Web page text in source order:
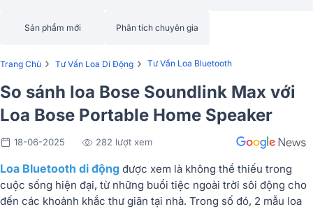
Sản phẩm mới Phân tích chuyên gia
Trang Chủ › Tư Vấn Loa Di Động › Tư Vấn Loa Bluetooth
So sánh loa Bose Soundlink Max với
Loa Bose Portable Home Speaker
18-06-2025 282 lượt xem
Loa Bluetooth di động được xem là không thể thiếu trong
cuộc sống hiện đại, từ những buổi tiệc ngoài trời sôi động cho
đến các khoảnh khắc thư giãn tại nhà. Trong số đó, 2 mẫu loa